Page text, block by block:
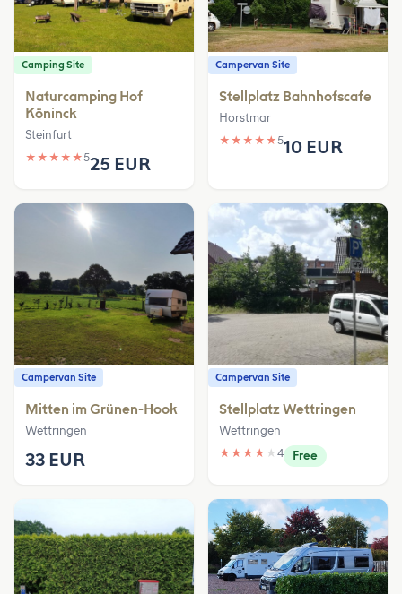
Camping Site
Naturcamping Hof
Köninck
Steinfurt
★ ★ ★ ★ ★525 EUR
Campervan Site
Stellplatz Bahnhofscafe
Horstmar
★ ★ ★ ★ ★510 EUR
Campervan Site
Mitten im Grünen-Hook
Wettringen
33 EUR
Campervan Site
Stellplatz Wettringen
Wettringen
★ ★ ★ ★ ★ 4 Free